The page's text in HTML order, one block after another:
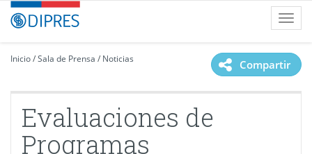
Contenido
principalDIPRES
-
de
Compartir
Inicio/Sala de Prensa / Noticias
Evaluaciones de
Programas